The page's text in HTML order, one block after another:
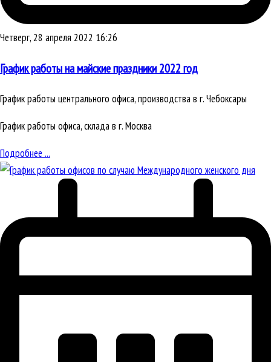
Четверг, 28 апреля 2022 16:26
График работы на майские праздники 2022 год
График работы центрального офиса, производства в г. Чебоксары
График работы офиса, склада в г. Москва
Подробнее ...